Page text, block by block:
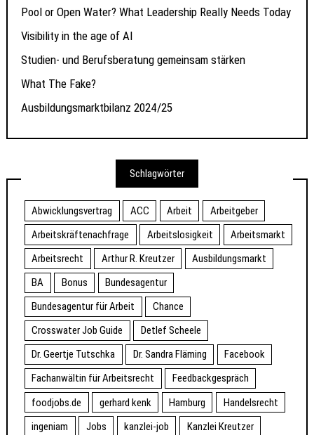
Pool or Open Water? What Leadership Really Needs Today
Visibility in the age of AI
Studien- und Berufsberatung gemeinsam stärken
What The Fake?
Ausbildungsmarktbilanz 2024/25
Schlagwörter
Abwicklungsvertrag ACC Arbeit
Arbeitgeber
Arbeitskräftenachfrage
Arbeitslosigkeit
Arbeitsmarkt
Arbeitsrecht
Arthur R. Kreutzer
Ausbildungsmarkt
BA
Bonus
Bundesagentur
Bundesagentur für Arbeit
Chance
Crosswater Job Guide
Detlef Scheele
Dr. Geertje Tutschka
Dr. Sandra Fläming
Facebook
Fachanwältin für Arbeitsrecht
Feedbackgespräch
foodjobs.de
gerhard kenk Hamburg
Handelsrecht
ingeniam
Jobs kanzlei-job
Kanzlei Kreutzer